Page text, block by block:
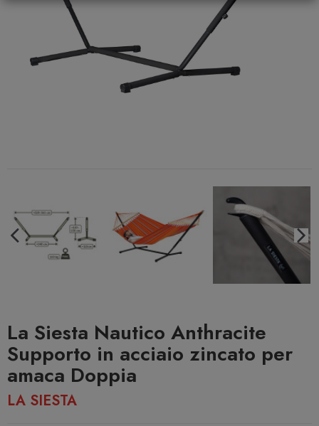
La Siesta Nautico Anthracite
Supporto in acciaio zincato per
amaca Doppia
LA SIESTA